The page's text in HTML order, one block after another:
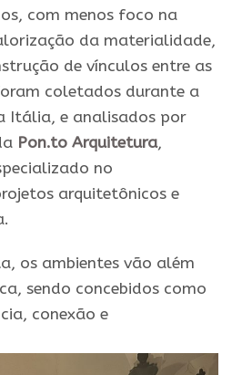
com menos foco na
da materialidade,
de vínculos entre as
coletados durante a
Itália, e analisados por
Pon.to Arquitetura,
no
arquitetônicos e
os ambientes vão além
sendo concebidos como
conexão e